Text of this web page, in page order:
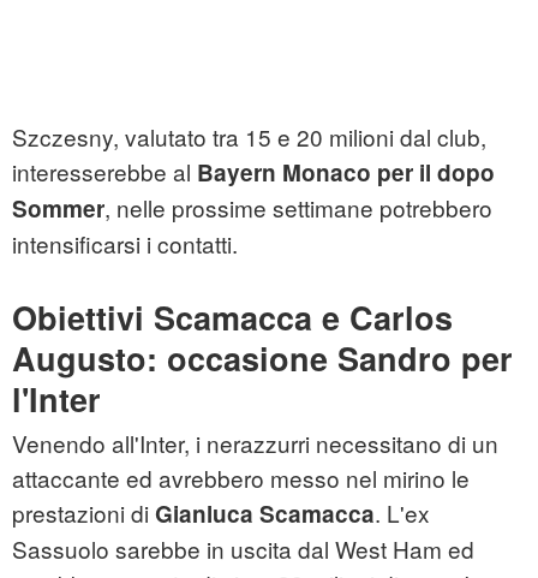
Szczesny, valutato tra 15 e 20 milioni dal club,
interesserebbe al Bayern Monaco per il dopo
Sommer, nelle prossime settimane potrebbero
intensificarsi i contatti.
Obiettivi Scamacca e Carlos
Augusto: occasione Sandro per
l'Inter
Venendo all'Inter, i nerazzurri necessitano di un
attaccante ed avrebbero messo nel mirino le
prestazioni di Gianluca Scamacca. L'ex
Sassuolo sarebbe in uscita dal West Ham ed